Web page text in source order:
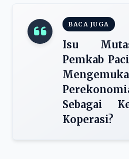
BACA JUGA
Isu
Pemkab
Sebagai
Koperasi?